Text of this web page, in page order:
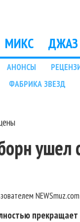
МИКС ДЖАЗ
АНОНСЫ
ФАБРИКА ЗВЕЗД
ушел
NEWSmuz.com